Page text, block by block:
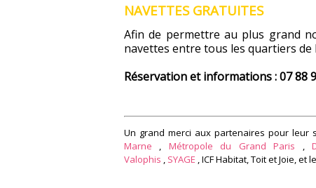
NAVETTES GRATUITES
Afin de permettre au plus grand
navettes entre tous les quartiers de
Réservation et informations : 07 88
Un grand merci aux partenaires pour
Marne , Métropole du Grand Paris ,
Valophis , SYAGE , ICF Habitat, Toit et Joie, et